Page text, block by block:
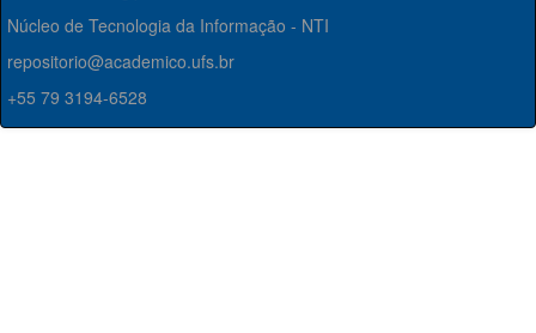
Núcleo de Tecnologia da Informação - NTI
repositorio@academico.ufs.br
+55 79 3194-6528